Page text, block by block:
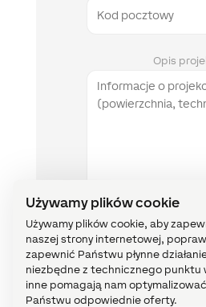
Używamy plików cookie
Używamy plików cookie, aby
naszej strony internetowej,
zapewnić Państwu płynne
niezbędne z technicznego punktu
inne pomagają nam
Państwu odpowiednie oferty.
Opis
Wyrażam zgodę na
moich danych
Subskrybuj